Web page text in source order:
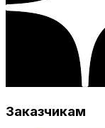
Заказчикам